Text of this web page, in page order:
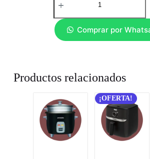
Comprar por
Productos relacionados
¡OFERTA!